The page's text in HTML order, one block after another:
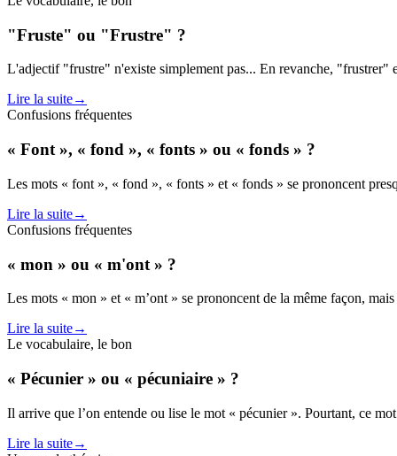
"Fruste" ou "Frustre" ?
L'adjectif "frustre" n'existe simplement pas... En revanche,
Lire la suite→
Confusions fréquentes
« Font », « fond », « fonts » ou « fonds » ?
Les mots « font », « fond », « fonts » et « fonds » se prononcent
Lire la suite→
Confusions fréquentes
« mon » ou « m'ont » ?
Les mots « mon » et « m’ont » se prononcent de la même façon,
Lire la suite→
Le vocabulaire, le bon
« Pécunier » ou « pécuniaire » ?
Il arrive que l’on entende ou lise le mot « pécunier ». Pourtant, ce
Lire la suite→